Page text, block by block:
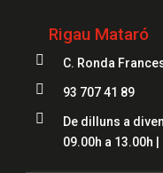
Rigau Mataró
 C. Ronda
 93 707 41 89

De dilluns a
09.00h a 13.00h